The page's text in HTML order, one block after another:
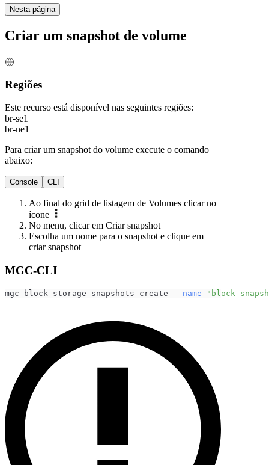
Nesta página
Criar um snapshot de volume
Regiões
Este recurso está disponível nas seguintes regiões:
br-se1
br-ne1
Para criar um snapshot do volume execute o comando
abaixo:
Console CLI
Ao final do grid de listagem de Volumes clicar no
ícone
No menu, clicar em Criar snapshot
Escolha um nome para o snapshot e clique em
criar snapshot
MGC-CLI
mgc block-storage snapshots create --name "block-